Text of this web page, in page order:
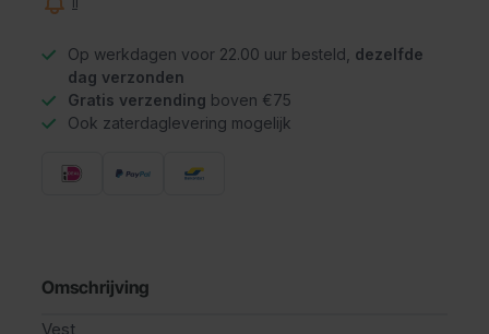
Op werkdagen voor 22.00 uur besteld, dezelfde
dag verzonden
Gratis verzending boven €75
Ook zaterdaglevering mogelijk
Omschrijving
Vest